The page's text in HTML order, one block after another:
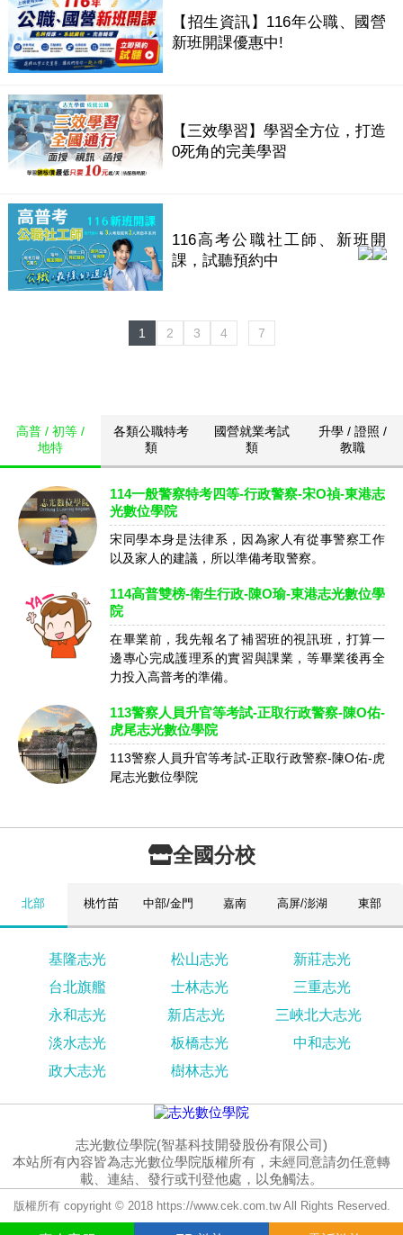
【招生資訊】116年公職、國營
新班開課優惠中!
【三效學習】學習全方位，打造
0死角的完美學習
116高考公職社工師、新班開
課，試聽預約中
1 2 3 4 7
高普 / 初等 /
地特
各類公職特考
類
國營就業考試
類
升學 / 證照 /
教職
114一般警察特考四等-行政警察-宋O禎-東港志
光數位學院
宋同學本身是法律系，因為家人有從事警察工作
以及家人的建議，所以準備考取警察。
114高普雙榜-衛生行政-陳O瑜-東港志光數位學
院
在畢業前，我先報名了補習班的視訊班，打算一
邊專心完成護理系的實習與課業，等畢業後再全
力投入高普考的準備。
113警察人員升官等考試-正取行政警察-陳O佑-
虎尾志光數位學院
113警察人員升官等考試-正取行政警察-陳O佑-虎
尾志光數位學院
全國分校
北部 桃竹苗 中部/金門 嘉南 高屏/澎湖 東部
基隆志光 松山志光
新莊志光
台北旗艦
士林志光
三重志光
永和志光
新店志光
三峽北大志光
淡水志光
板橋志光
中和志光
政大志光
樹林志光
志光數位學院(智基科技開發股份有限公司)
本站所有內容皆為志光數位學院版權所有，未經同意請勿任意轉
載、連結、發行或刊登他處，以免觸法。
版權所有 copyright © 2018 https://www.cek.com.tw All Rights Reserved.